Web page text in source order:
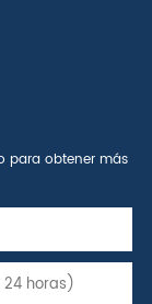
para obtener más